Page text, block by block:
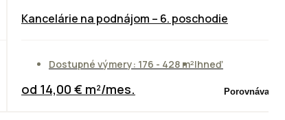
Kancelárie na podnájom – 6. poschodie
Dostupné výmery: 176 - 428 m²Ihneď
od 14,00 € m²/mes. Porovnávač